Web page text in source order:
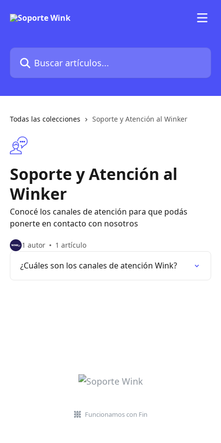
Buscar artículos...
Todas las colecciones Soporte y Atención al Winker
Soporte y Atención al
Winker
Conocé los canales de atención para que podás
ponerte en contacto con nosotros
1 autor 1 artículo
¿Cuáles son los canales de atención Wink?
Funcionamos con Fin